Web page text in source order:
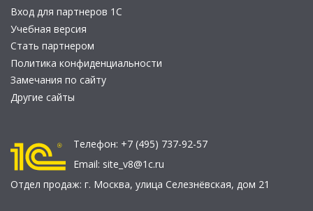
Вход для партнеров 1С
Учебная версия
Стать партнером
Политика конфиденциальности
Замечания по сайту
Другие сайты
Телефон: +7 (495) 737-92-57
Email: site_v8@1c.ru
Отдел продаж: г. Москва, улица Селезнёвская, дом 21